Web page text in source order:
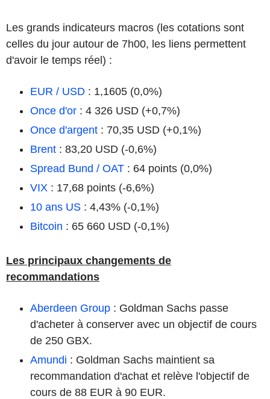
Les grands indicateurs macros (les cotations sont
celles du jour autour de 7h00, les liens permettent
d'avoir le temps réel) :
EUR / USD : 1,1605 (0,0%)
Once d'or : 4 326 USD (+0,7%)
Once d'argent : 70,35 USD (+0,1%)
Brent : 83,20 USD (-0,6%)
Spread Bund / OAT : 64 points (0,0%)
VIX : 17,68 points (-6,6%)
10 ans US : 4,43% (-0,1%)
Bitcoin : 65 660 USD (-0,1%)
Les principaux changements de
recommandations
Aberdeen Group : Goldman Sachs passe
d'acheter à conserver avec un objectif de cours
de 250 GBX.
Amundi : Goldman Sachs maintient sa
recommandation d'achat et relève l'objectif de
cours de 88 EUR à 90 EUR.